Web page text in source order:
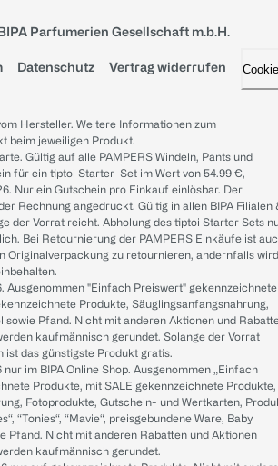
Parfumerien Gesellschaft m.b.H.
Datenschutz Vertrag widerrufen
Hersteller. Weitere Informationen zum
beim jeweiligen Produkt.
Gültig auf alle PAMPERS Windeln, Pants und
für ein tiptoi Starter-Set im Wert von 54.99 €,
Nur ein Gutschein pro Einkauf einlösbar. Der
Rechnung angedruckt. Gültig in allen BIPA Filialen
der Vorrat reicht. Abholung des tiptoi Starter Sets
Bei Retournierung der PAMPERS Einkäufe ist
Originalverpackung zu retournieren, andernfalls wird
Ausgenommen "Einfach Preiswert" gekennzeichnete
Produkte, Säuglingsanfangsnahrung,
Pfand. Nicht mit anderen Aktionen und
kaufmännisch gerundet. Solange der Vorrat
ist das günstigste Produkt gratis.
nur im BIPA Online Shop. Ausgenommen „Einfach
Produkte, mit SALE gekennzeichnete Produkte,
Fotoprodukte, Gutschein- und Wertkarten,
“Tonies“, “Mavie“, preisgebundene Ware, Baby
Pfand. Nicht mit anderen Rabatten und Aktionen
kaufmännisch gerundet.